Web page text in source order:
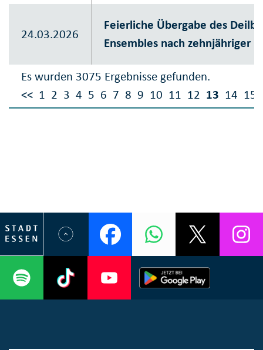
Es wurden 3075 Ergebnisse gefunden.
<< 1 2 3 4 5 6 7 8 9 10 11 12 13 14 15
24.03.2026
Feierliche Übergabe des
Ensembles nach zehnjähriger